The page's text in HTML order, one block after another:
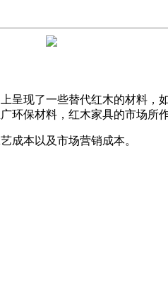
现了一些替代红木的材料，
环保材料，红木家具的市场所
本以及市场营销成本。